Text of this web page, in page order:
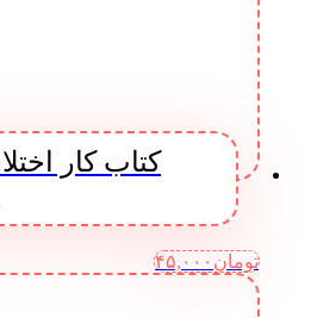
کتاب کار
تومان ۴۵,۰۰۰